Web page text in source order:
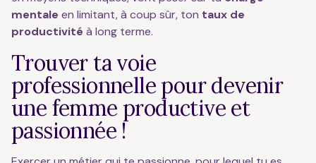
mentale en limitant, à coup sûr, ton taux de
productivité à long terme.
Trouver ta voie
professionnelle pour devenir
une femme productive et
passionnée !